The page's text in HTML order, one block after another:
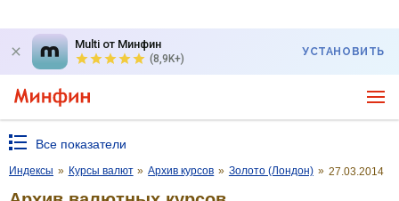
Multi от Минфин
(8,9K+)
УСТАНОВИТЬ
Все показатели
Индексы » Курсы валют » Архив курсов » Золото (Лондон) » 27.03.2014